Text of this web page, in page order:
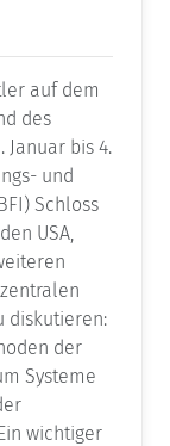
auf dem
des
bis 4.
und
Schloss
USA,
diskutieren:
der
Systeme
wichtiger